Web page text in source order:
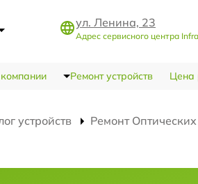
ул. Ленина, 23
Адрес сервисного центра
Ремонт устройств Цена
устройств Ремонт